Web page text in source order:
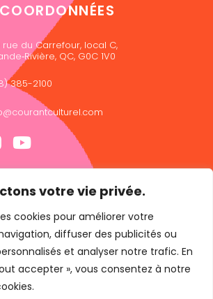
votre vie privée.
cookies pour améliorer votre
diffuser des publicités ou
et analyser notre trafic. En
accepter », vous consentez à notre
COORDONNÉES
rue du Carrefour, local C,
QC, G0C 1V0
385-2100
INFOLETTRE